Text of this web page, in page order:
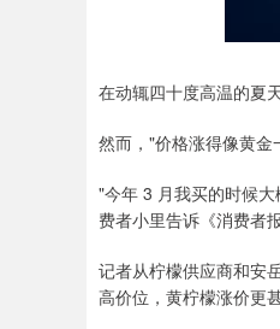
在动辄四十度高温的夏
然而，"价格涨得像黄
"今年 3 月我买的时候
费者小里告诉《消费者
记者从柠檬供应商和安
高价位，黄柠檬涨价更